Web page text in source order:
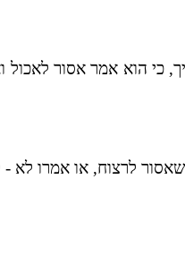
הוא אמר אסור
לרצוח, או אמרו